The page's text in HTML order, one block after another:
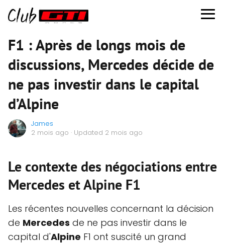
F1 : Après de longs mois de
discussions, Mercedes décide de
ne pas investir dans le capital
d’Alpine
James
2 mois ago · Updated 2 mois ago
Le contexte des négociations entre
Mercedes et Alpine F1
Les récentes nouvelles concernant la décision
de Mercedes de ne pas investir dans le
capital d'Alpine F1 ont suscité un grand